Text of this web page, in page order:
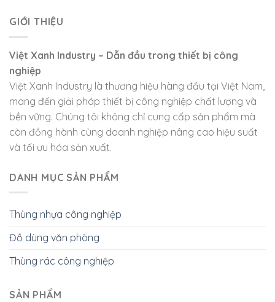
GIỚI THIỆU
Việt Xanh Industry – Dẫn đầu trong thiết bị công
nghiệp
Việt Xanh Industry là thương hiệu hàng đầu tại Việt Nam,
mang đến giải pháp thiết bị công nghiệp chất lượng và
bền vững. Chúng tôi không chỉ cung cấp sản phẩm mà
còn đồng hành cùng doanh nghiệp nâng cao hiệu suất
và tối ưu hóa sản xuất.
DANH MỤC SẢN PHẨM
Thùng nhựa công nghiệp
Đồ dùng văn phòng
Thùng rác công nghiệp
SẢN PHẨM